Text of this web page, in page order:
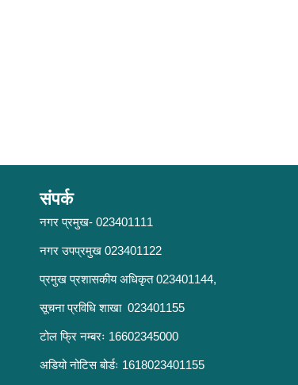
संपर्क
नगर प्रमुख- 023401111
नगर उपप्रमुख 023401122
प्रमुख प्रशासकीय अधिकृत 023401144,
सूचना प्रविधि शाखा 023401155
टोल फ्रि नम्बरः 16602345000
अडियो नोटिस बोर्डः 1618023401155